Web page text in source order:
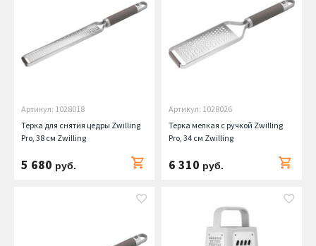
Артикул: 1028018
Терка для снятия цедры Zwilling
Pro, 38 см Zwilling
5 680 руб.
Артикул: 1028026
Терка мелкая с ручкой Zwilling
Pro, 34 см Zwilling
6 310 руб.